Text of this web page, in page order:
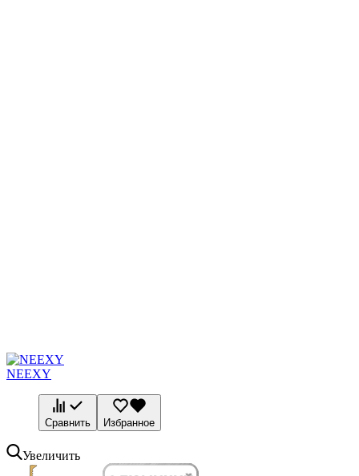
NEEXY
Сравнить Избранное
Увеличить